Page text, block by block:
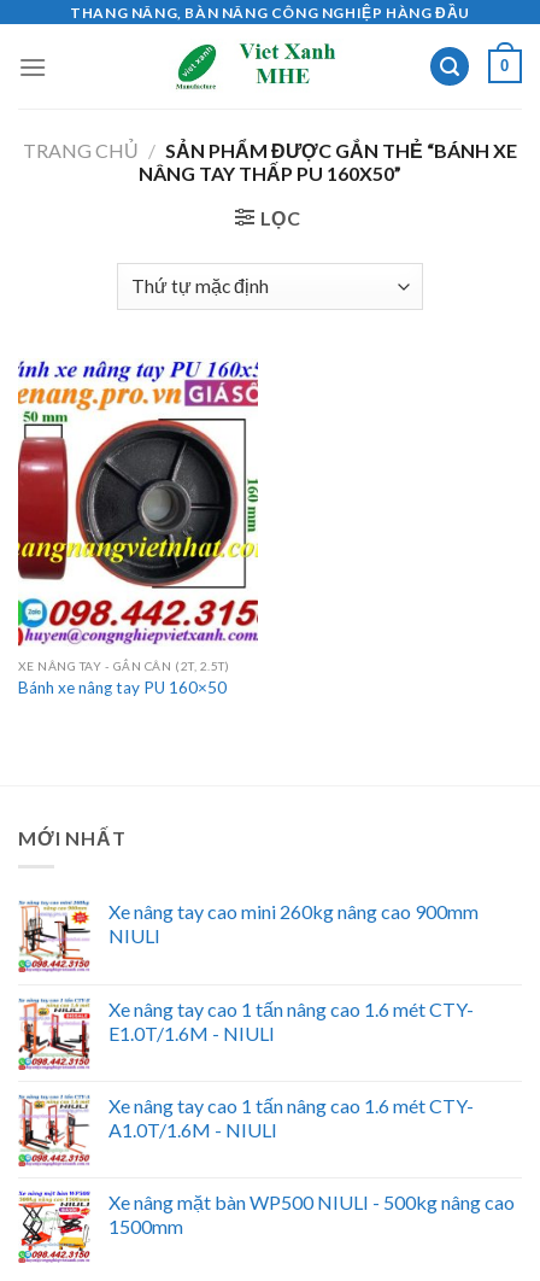
content
THANG NÂNG, BÀN NÂNG CÔNG NGHIỆP HÀNG ĐẦU
0
TRANG CHỦ / SẢN PHẨM ĐƯỢC GẮN THẺ “BÁNH XE
NÂNG TAY THẤP PU 160X50”
LỌC
XE NÂNG TAY - GẮN CÂN (2T, 2.5T)
Bánh xe nâng tay PU 160×50
MỚI NHẤT
Xe nâng tay cao mini 260kg nâng cao 900mm
NIULI
Xe nâng tay cao 1 tấn nâng cao 1.6 mét CTY-
E1.0T/1.6M - NIULI
Xe nâng tay cao 1 tấn nâng cao 1.6 mét CTY-
A1.0T/1.6M - NIULI
Xe nâng mặt bàn WP500 NIULI - 500kg nâng cao
1500mm